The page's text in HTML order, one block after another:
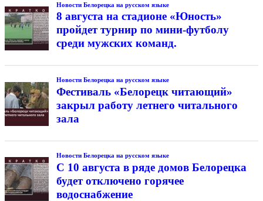
Новости Белорецка на русском языке
8 августа на стадионе «Юность»
пройдет турнир по мини-футболу
среди мужских команд.
Новости Белорецка на русском языке
Фестиваль «Белорецк читающий»
закрыл работу летнего читального
зала
Новости Белорецка на русском языке
С 10 августа в ряде домов Белорецка
будет отключено горячее
водоснабжение